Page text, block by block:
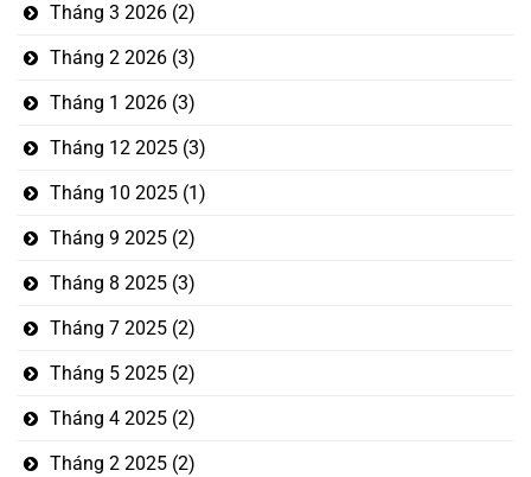
Tháng 3 2026 (2)
Tháng 2 2026 (3)
Tháng 1 2026 (3)
Tháng 12 2025 (3)
Tháng 10 2025 (1)
Tháng 9 2025 (2)
Tháng 8 2025 (3)
Tháng 7 2025 (2)
Tháng 5 2025 (2)
Tháng 4 2025 (2)
Tháng 2 2025 (2)